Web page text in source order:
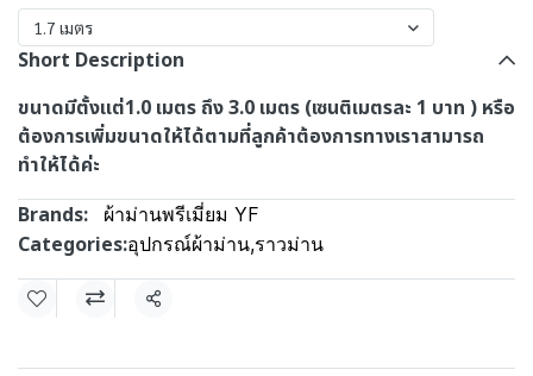
1.7 เมตร
Short Description
ขนาดมีตั้งแต่1.0 เมตร ถึง 3.0 เมตร (เซนติเมตรละ 1 บาท ) หรือ
ต้องการเพิ่มขนาดให้ได้ตามที่ลูกค้าต้องการทางเราสามารถ
ทำให้ได้ค่ะ
Brands:
ผ้าม่านพรีเมี่ยม YF
Categories:อุปกรณ์ผ้าม่าน,ราวม่าน
Share